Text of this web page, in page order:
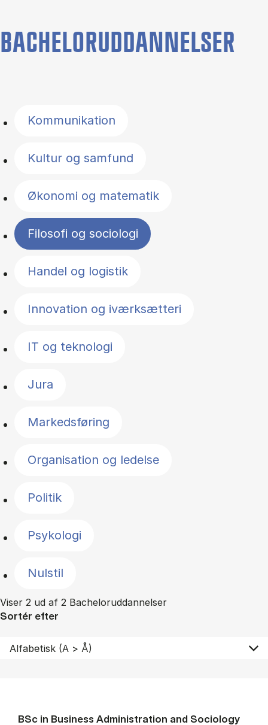
BACHELORUDDANNELSER
Kommunikation
Kultur og samfund
Økonomi og matematik
Filosofi og sociologi
Handel og logistik
Innovation og iværksætteri
IT og teknologi
Jura
Markedsføring
Organisation og ledelse
Politik
Psykologi
Nulstil
Viser 2 ud af 2 Bacheloruddannelser
Sortér efter
BSc in Busi­ness Ad­min­is­tra­tion and So­ci­ology